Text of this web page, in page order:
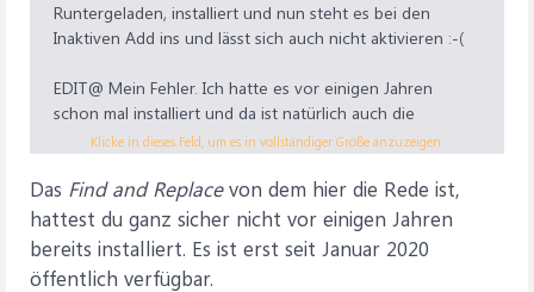
Runtergeladen, installiert und nun steht es bei den
Inaktiven Add ins und lässt sich auch nicht aktivieren :-(
EDIT@ Mein Fehler. Ich hatte es vor einigen Jahren
schon mal installiert und da ist natürlich auch die
Testversion abgelaufen. EDV hat halt ein langes
Klicke in dieses Feld, um es in vollständiger Größe anzuzeigen.
Das Find and Replacevon dem hier die Rede ist,
hattest du ganz sicher nicht vor einigen Jahren
bereits installiert. Es ist erst seit Januar 2020
öffentlich verfügbar.